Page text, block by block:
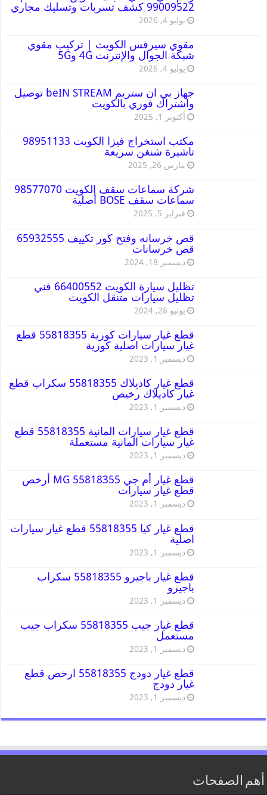
99009522 كشف تسربات وتسليك مجاري
يوليو 4, 2026
مقوي سيرفس الكويت | تركيب مقوي
شبكة الجوال والإنترنت 4G و5G
يوليو 4, 2026
جهاز بي ان ستريم beIN STREAM توصيل
واشتراك فوري بالكويت
أكتوبر 1, 2025
مكتب استخراج فيزا الكويت 98951133
تاشيرة شنغن سريعة
مارس 26, 2025
شركة سماعات سقف الكويت 98577070
سماعات سقف BOSE أصلية
فبراير 5, 2025
قص خرسانه وفتح كور تكييف 65932555
قص خرسانات
ديسمبر 18, 2024
تظليل سيارة الكويت 66400552 فني
تظليل سيارات متنقل الكويت
يونيو 28, 2024
قطع غيار سيارات كورية 55818355 قطع
غيار سيارات اصلية كورية
ديسمبر 1, 2023
قطع غيار كاديلاك 55818355 سكراب قطع
غيار كاديلاك رخيص
ديسمبر 1, 2023
قطع غيار سيارات المانية 55818355 قطع
غيار سيارات المانية مستعملة
ديسمبر 1, 2023
قطع غيار أم جي MG 55818355 أرخص
قطع غيار سيارات
ديسمبر 1, 2023
قطع غيار كيا 55818355 قطع غيار سيارات
اصلية
ديسمبر 1, 2023
قطع غيار باجيرو 55818355 سكراب
باجيرو
ديسمبر 1, 2023
قطع غيار جيب 55818355 سكراب جيب
مستعمل
ديسمبر 1, 2023
قطع غيار دودج 55818355 ارخص قطع
غيار دودج
ديسمبر 1, 2023
أهم الصفحات